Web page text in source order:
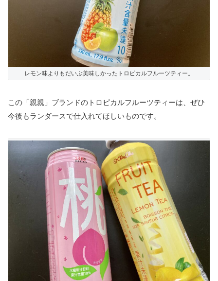
レモン味よりもだいぶ美味しかったトロピカルフルーツティー。
この「親親」ブランドのトロピカルフルーツティーは、ぜひ
今後もランダースで仕入れてほしいものです。